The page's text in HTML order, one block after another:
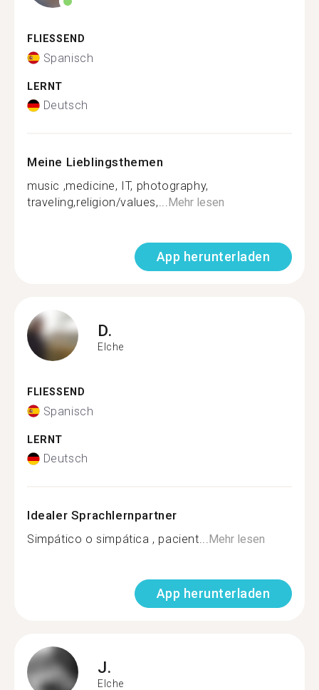
FLIESSEND
Spanisch
LERNT
Deutsch
Meine Lieblingsthemen
music ,medicine, IT, photography,
traveling,religion/values,...Mehr lesen
App herunterladen
D.
Elche
FLIESSEND
Spanisch
LERNT
Deutsch
Idealer Sprachlernpartner
Simpático o simpática , pacient...Mehr lesen
App herunterladen
J.
Elche